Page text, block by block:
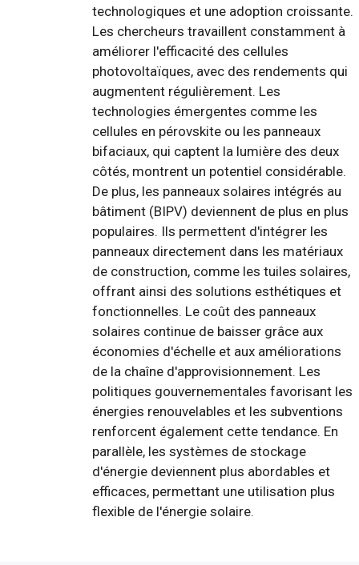
technologiques et une adoption croissante.
Les chercheurs travaillent constamment à
améliorer l'efficacité des cellules
photovoltaïques, avec des rendements qui
augmentent régulièrement. Les
technologies émergentes comme les
cellules en pérovskite ou les panneaux
bifaciaux, qui captent la lumière des deux
côtés, montrent un potentiel considérable.
De plus, les panneaux solaires intégrés au
bâtiment (BIPV) deviennent de plus en plus
populaires. Ils permettent d'intégrer les
panneaux directement dans les matériaux
de construction, comme les tuiles solaires,
offrant ainsi des solutions esthétiques et
fonctionnelles. Le coût des panneaux
solaires continue de baisser grâce aux
économies d'échelle et aux améliorations
de la chaîne d'approvisionnement. Les
politiques gouvernementales favorisant les
énergies renouvelables et les subventions
renforcent également cette tendance. En
parallèle, les systèmes de stockage
d'énergie deviennent plus abordables et
efficaces, permettant une utilisation plus
flexible de l'énergie solaire.